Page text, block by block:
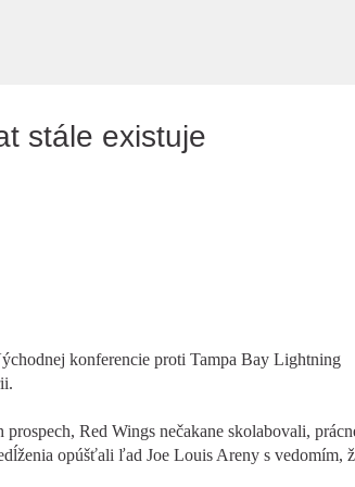
stále existuje
konferencie proti Tampa Bay Lightning
Red Wings nečakane skolabovali,
opúšťali ľad Joe Louis Areny s vedomím,